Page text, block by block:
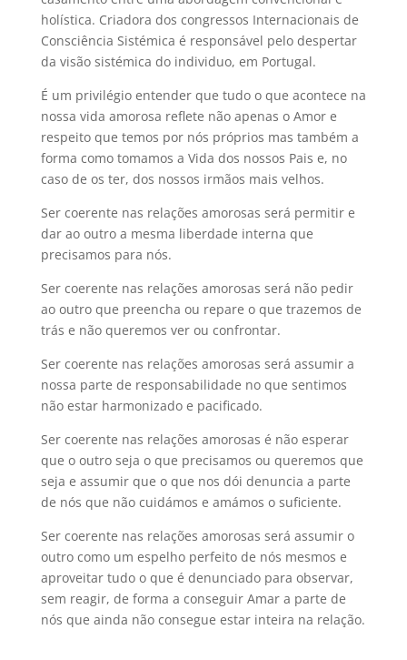
holística. Criadora dos congressos Internacionais de
Consciência Sistémica é responsável pelo despertar
da visão sistémica do individuo, em Portugal.
É um privilégio entender que tudo o que acontece na
nossa vida amorosa reflete não apenas o Amor e
respeito que temos por nós próprios mas também a
forma como tomamos a Vida dos nossos Pais e, no
caso de os ter, dos nossos irmãos mais velhos.
Ser coerente nas relações amorosas será permitir e
dar ao outro a mesma liberdade interna que
precisamos para nós.
Ser coerente nas relações amorosas será não pedir
ao outro que preencha ou repare o que trazemos de
trás e não queremos ver ou confrontar.
Ser coerente nas relações amorosas será assumir a
nossa parte de responsabilidade no que sentimos
não estar harmonizado e pacificado.
Ser coerente nas relações amorosas é não esperar
que o outro seja o que precisamos ou queremos que
seja e assumir que o que nos dói denuncia a parte
de nós que não cuidámos e amámos o suficiente.
Ser coerente nas relações amorosas será assumir o
outro como um espelho perfeito de nós mesmos e
aproveitar tudo o que é denunciado para observar,
sem reagir, de forma a conseguir Amar a parte de
nós que ainda não consegue estar inteira na relação.